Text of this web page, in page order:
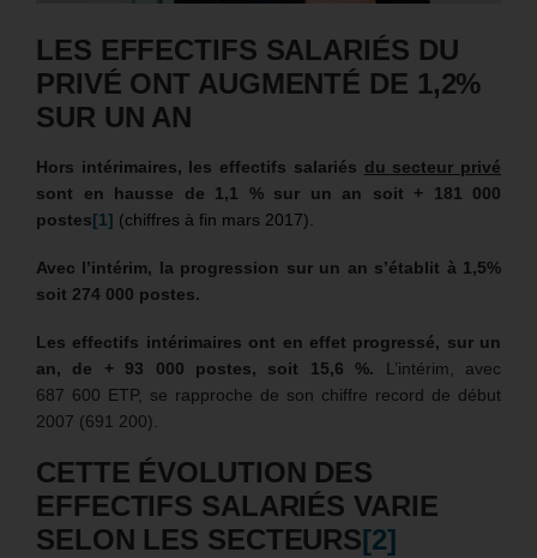
LES EFFECTIFS SALARIÉS DU
PRIVÉ ONT AUGMENTÉ DE 1,2%
SUR UN AN
Hors intérimaires, les effectifs salariés du secteur privé
sont en hausse de 1,1 % sur un an soit + 181 000
postes[1] (chiffres à fin mars 2017)
Avec l’intérim, la progression sur un an s’établit à 1,5%
soit 274 000 postes.
Les effectifs intérimaires ont en effet progressé, sur un
an, de + 93 000 postes, soit 15,6 %. L’intérim, avec
687 600 ETP, se rapproche de son chiffre record de début
2007 (691 200).
CETTE ÉVOLUTION DES
EFFECTIFS SALARIÉS VARIE
SELON LES SECTEURS[2]